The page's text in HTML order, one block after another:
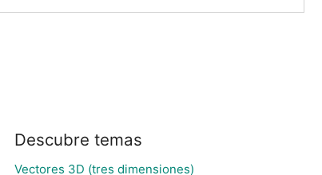
Descubre temas
Vectores 3D (tres dimensiones)